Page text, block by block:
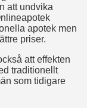
att undvika
apotek men
priser.
att effekten
traditionellt
som tidigare